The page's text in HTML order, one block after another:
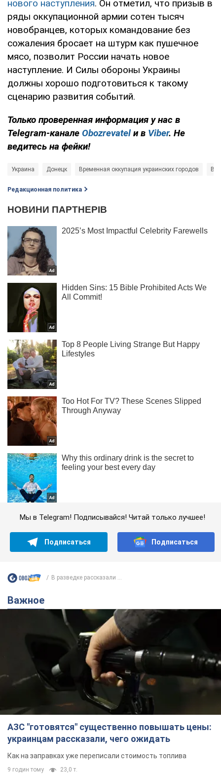
нового наступления. Он отметил, что призыв в
ряды оккупационной армии сотен тысяч
новобранцев, которых командование без
сожаления бросает на штурм как пушечное
мясо, позволит России начать новое
наступление. И Силы обороны Украины
должны хорошо подготовиться к такому
сценарию развития событий.
Только проверенная информация у нас в
Telegram-канале Obozrevatel и в Viber. Не
ведитесь на фейки!
Украина Донецк Временная оккупация украинских городов
Редакционная политика
Мы в Telegram! Подписывайся! Читай только лучшее!
Подписаться Подписаться
В разведке рассказали ...
Важное
АЗС "готовятся" существенно повышать цены:
украинцам рассказали, чего ожидать
Как на заправках уже переписали стоимость топлива
9 годин тому 23,0 т.